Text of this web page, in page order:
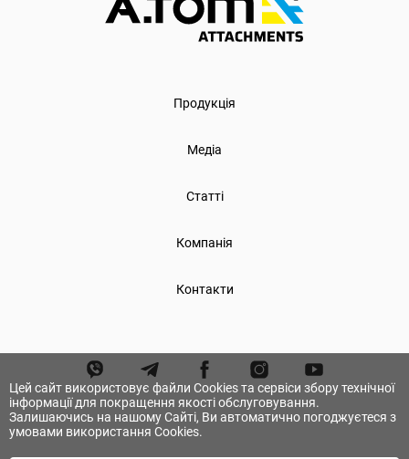
Цей сайт використовує файли Cookies та сервіси збору технічної
інформації для покращення якості обслуговування.
Залишаючись на нашому Сайті, Ви автоматично погоджуєтеся з
умовами використання Cookies.
Продукція
Медіа
Статті
Компанія
Контакти